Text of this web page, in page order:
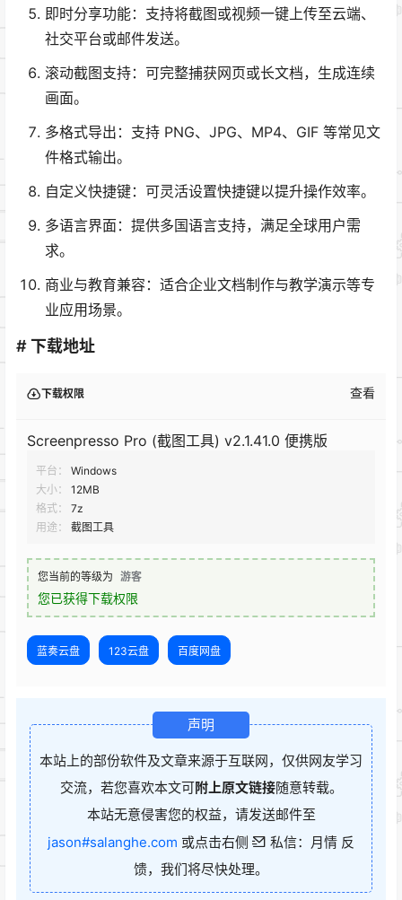
即时分享功能：支持将截图或视频一键上传至云端、
社交平台或邮件发送。
滚动截图支持：可完整捕获网页或长文档，生成连续
画面。
多格式导出：支持 PNG、JPG、MP4、GIF 等常见文
件格式输出。
自定义快捷键：可灵活设置快捷键以提升操作效率。
多语言界面：提供多国语言支持，满足全球用户需
求。
商业与教育兼容：适合企业文档制作与教学演示等专
业应用场景。
# 下载地址
下载权限 查看
Screenpresso Pro (截图工具) v2.1.41.0 便携版
平台：
Windows
大小：
12MB
格式：
7z
用途：
截图工具
您当前的等级为 游客
您已获得下载权限
蓝奏云盘 123云盘 百度网盘
声明
本站上的部份软件及文章来源于互联网，仅供网友学习
交流，若您喜欢本文可附上原文链接随意转载。
本站无意侵害您的权益，请发送邮件至
jason#salanghe.com 或点击右侧
私信：月情 反
馈，我们将尽快处理。